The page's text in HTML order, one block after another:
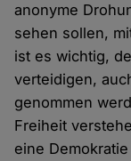
anonyme
sehen sollen,
ist es wichtig,
verteidigen,
genommen
Freiheit
eine